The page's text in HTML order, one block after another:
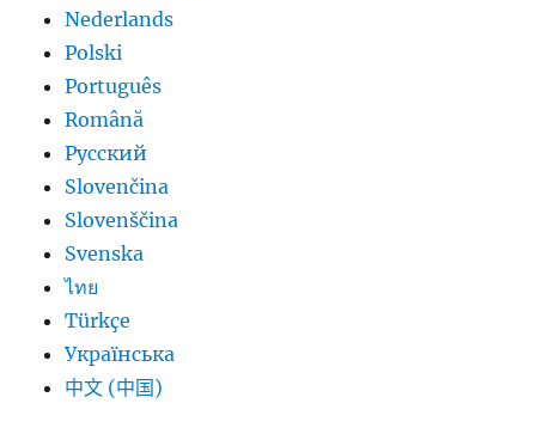
Nederlands
Polski
Português
Română
Русский
Slovenčina
Slovenščina
Svenska
ไทย
Türkçe
Українська
中文 (中国)